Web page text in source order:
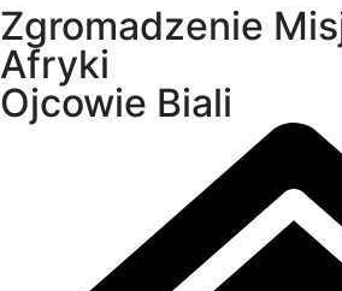
Zgromadzenie
Afryki
Ojcowie Biali